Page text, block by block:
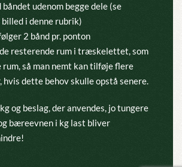
udenom begge dele (se
i denne rubrik)
2 bånd pr. ponton
resterende rum i træskelettet, som
rum, så man nemt kan tilføje flere
hvis dette behov skulle opstå senere.
og beslag, der anvendes, jo tungere
bæreevnen i kg last bliver